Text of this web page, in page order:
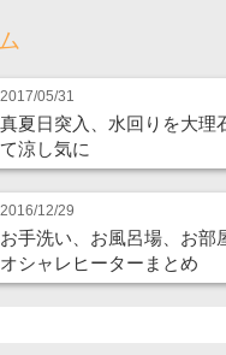
2017/05/31
真夏日突入、水回りを大理
て涼し気に
2016/12/29
お手洗い、お風呂場、お部
オシャレヒーターまとめ